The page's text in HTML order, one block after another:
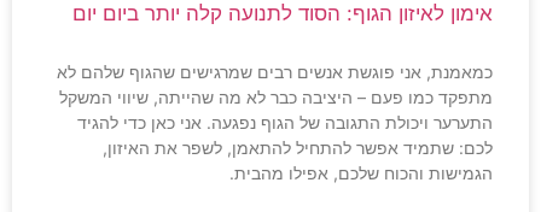
אימון לאיזון הגוף: הסוד לתנועה קלה יותר ביום יום
כמאמנת, אני פוגשת אנשים רבים שמרגישים שהגוף שלהם לא
מתפקד כמו פעם – היציבה כבר לא מה שהייתה, שיווי המשקל
התערער ויכולת התגובה של הגוף נפגעה. אני כאן כדי להגיד
לכם: שתמיד אפשר להתחיל להתאמן, לשפר את האיזון,
הגמישות והכוח שלכם, אפילו מהבית.